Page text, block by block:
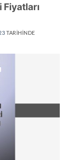
TARIHINDE